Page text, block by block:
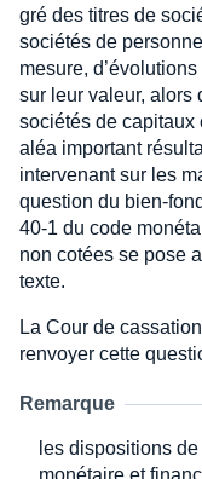
gré des titres de
sociétés de
mesure,
sur leur valeur, alors
sociétés de capitaux
aléa important
intervenant sur les
question du bien-
40-1 du code
non cotées se pose
texte.
La Cour de
renvoyer cette
Remarque
les dispositions
monétaire et